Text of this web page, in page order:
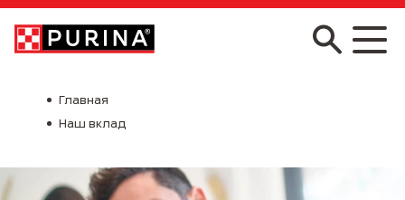
Skip to main content
Главная
Наш вклад